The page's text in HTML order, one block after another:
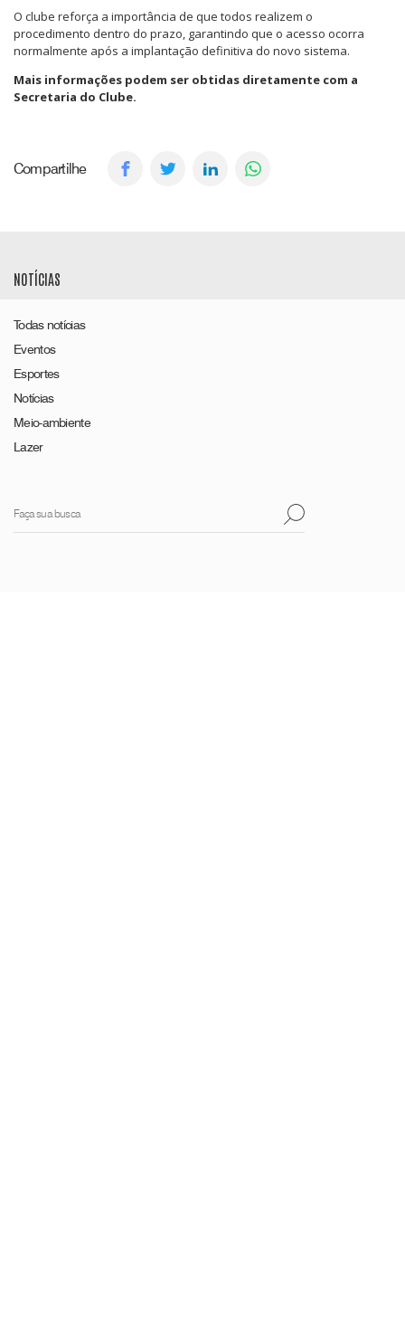
O clube reforça a importância de que todos realizem o
procedimento dentro do prazo, garantindo que o acesso ocorra
normalmente após a implantação definitiva do novo sistema.
Mais informações podem ser obtidas diretamente com a
Secretaria do Clube.
Compartilhe
NOTÍCIAS
Todas notícias
Eventos
Esportes
Notícias
Meio-ambiente
Lazer